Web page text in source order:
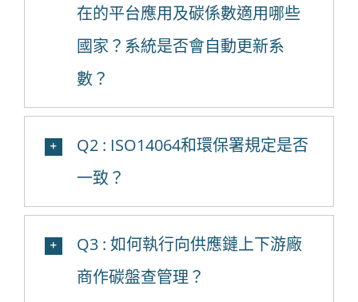
在的平台應用及碳係數適用哪些
國家？系統是否會自動更新系
數？
Q2 : ISO14064和環保署規定是否
一致？
Q3 : 如何執行向供應鏈上下游廠
商作碳盤查管理？